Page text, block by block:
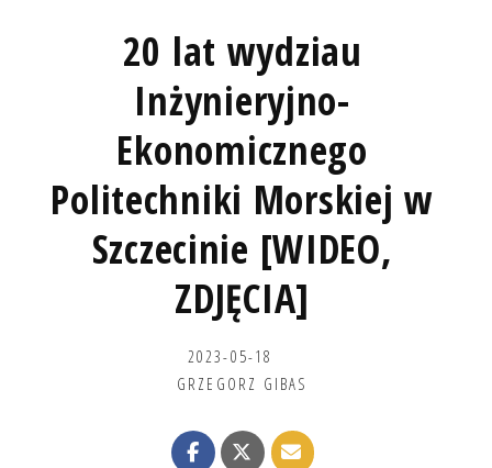
20 lat wydziau
Inżynieryjno-
Ekonomicznego
Politechniki Morskiej w
Szczecinie [WIDEO,
ZDJĘCIA]
2023-05-18
GRZEGORZ GIBAS